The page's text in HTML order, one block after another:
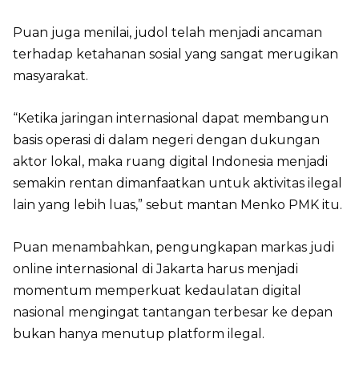
Puan juga menilai, judol telah menjadi ancaman
terhadap ketahanan sosial yang sangat merugikan
masyarakat.
“Ketika jaringan internasional dapat membangun
basis operasi di dalam negeri dengan dukungan
aktor lokal, maka ruang digital Indonesia menjadi
semakin rentan dimanfaatkan untuk aktivitas ilegal
lain yang lebih luas,” sebut mantan Menko PMK itu.
Puan menambahkan, pengungkapan markas judi
online internasional di Jakarta harus menjadi
momentum memperkuat kedaulatan digital
nasional mengingat tantangan terbesar ke depan
bukan hanya menutup platform ilegal.